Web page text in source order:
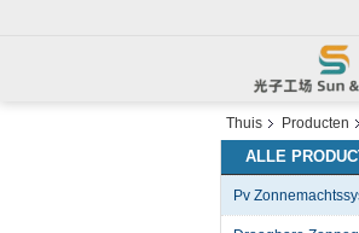
Thuis Producten
ALLE
Pv